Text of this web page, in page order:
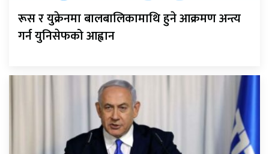
रूस र युक्रेनमा बालबालिकामाथि हुने आक्रमण अन्त्य
गर्न युनिसेफको आह्वान